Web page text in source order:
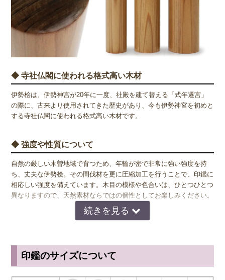
◆ 寺社仏閣に使われる格式高い木材
伊勢桧は、伊勢神宮が20年に一度、社殿を建て替える「式年遷宮」
の際に、古来より使用されてきた歴史があり、今も伊勢神宮を初めと
する寺社仏閣に使われる格式高い木材です。
◆ 強度や性質について
自然の厳しい木曽地域で育つため、年輪が密で非常に強い強度を持
ち、丈夫な伊勢桧。その間伐材を更に圧縮加工を行うことで、印鑑に
相応しい強度を備えています。木目の模様や色合いは、ひとつひとつ
異なりますので、天然素材ならではの個性としてお楽しみください。
印鑑の使用後に朱肉がついたまま放置してしまうと、朱肉に含まれる
油分が染み込み印面が脆くなって欠けてしまうこともあります。実印
や銀行印が欠けてしまうと彫り直さなければならないため、印鑑の使
印鑑のサイズについて